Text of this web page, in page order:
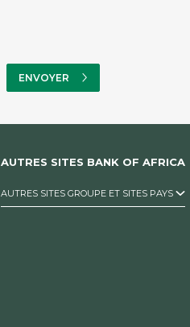
AUTRES SITES BANK OF AFRICA
AUTRES SITES GROUPE ET SITES PAYS